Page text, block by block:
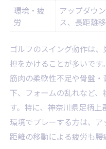
ゴルフ整体の効
スイング時の腰椎負
腰椎負担軽減セ
ストレッチと整
自宅でできる腰
日常習慣の見直
整体師がすすめ
腰部の違和感解消へ
整体で得られる
環境・疲
労
アップダウ
ス、長距離
ゴルフのスイング動作は
担をかけることが多いです
筋肉の柔軟性不足や骨盤
下、フォームの乱れなど
す。特に、神奈川県足柄
環境でプレーする方は、
距離の移動による疲労も腰